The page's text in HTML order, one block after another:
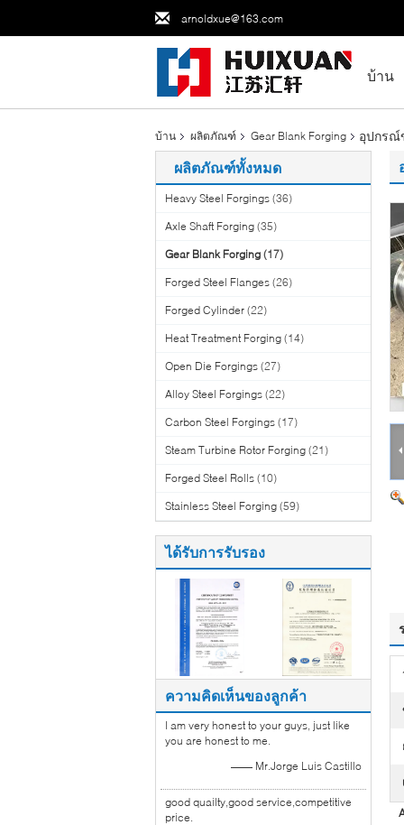
arnoldxue@163.com
บ้าน
บ้าน ผลิตภัณฑ์ Gear Blank Forging อุปกรณ์
ผลิตภัณฑ์ทั้งหมด
Heavy Steel Forgings (36)
Axle Shaft Forging (35)
Gear Blank Forging (17)
Forged Steel Flanges (26)
Forged Cylinder (22)
Heat Treatment Forging (14)
Open Die Forgings (27)
Alloy Steel Forgings (22)
Carbon Steel Forgings (17)
Steam Turbine Rotor Forging (21)
Forged Steel Rolls (10)
Stainless Steel Forging (59)
ได้รับการรับรอง
ความคิดเห็นของลูกค้า
I am very honest to your guys, just like
you are honest to me.
—— Mr.Jorge Luis Castillo
good quailty,good service,competitive
price.